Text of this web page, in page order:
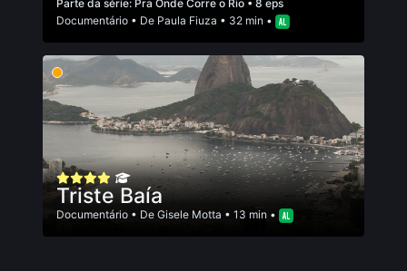
Parte da série:Pra Onde Corre o Rio • 8 eps
Documentário • De Paula Fiuza • 32 min •
Triste Baía
Documentário • De Gisele Motta • 13 min •